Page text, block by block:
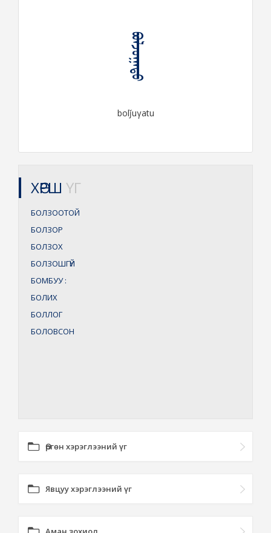
ᠪᠣᠯᠵᠤᠭᠠᠲᠤ
bolǰuγatu
ХӨРШ ҮГ
БОЛЗООТОЙ
БОЛЗОР
БОЛЗОХ
БОЛЗОШГҮЙ
БОМБУУ:
БОЛИХ
БОЛЛОГ
БОЛОВСОН
Өргөн хэрэглээний үг
Явцуу хэрэглээний үг